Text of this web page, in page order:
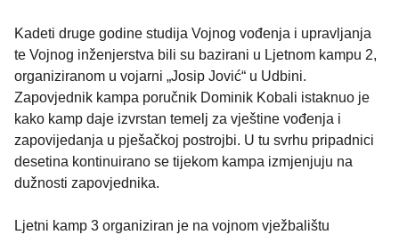
Kadeti druge godine studija Vojnog vođenja i upravljanja
te Vojnog inženjerstva bili su bazirani u Ljetnom kampu 2,
organiziranom u vojarni „Josip Jović“ u Udbini.
Zapovjednik kampa poručnik Dominik Kobali istaknuo je
kako kamp daje izvrstan temelj za vještine vođenja i
zapovijedanja u pješačkoj postrojbi. U tu svrhu pripadnici
desetina kontinuirano se tijekom kampa izmjenjuju na
dužnosti zapovjednika.
Ljetni kamp 3 organiziran je na vojnom vježbalištu